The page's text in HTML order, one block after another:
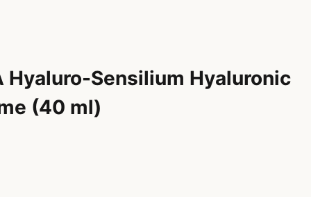
Hyaluro-Sensilium Hyaluronic
(40 ml)